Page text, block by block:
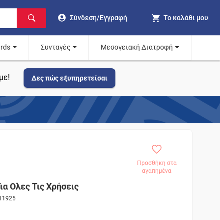
Σύνδεση/Εγγραφή Το καλάθι μου
Συνταγές Μεσογειακή Διατροφή
Δες πώς εξυπηρετείσαι
Προσθήκη στα
αγαπημένα
Ολες Τις Χρήσεις